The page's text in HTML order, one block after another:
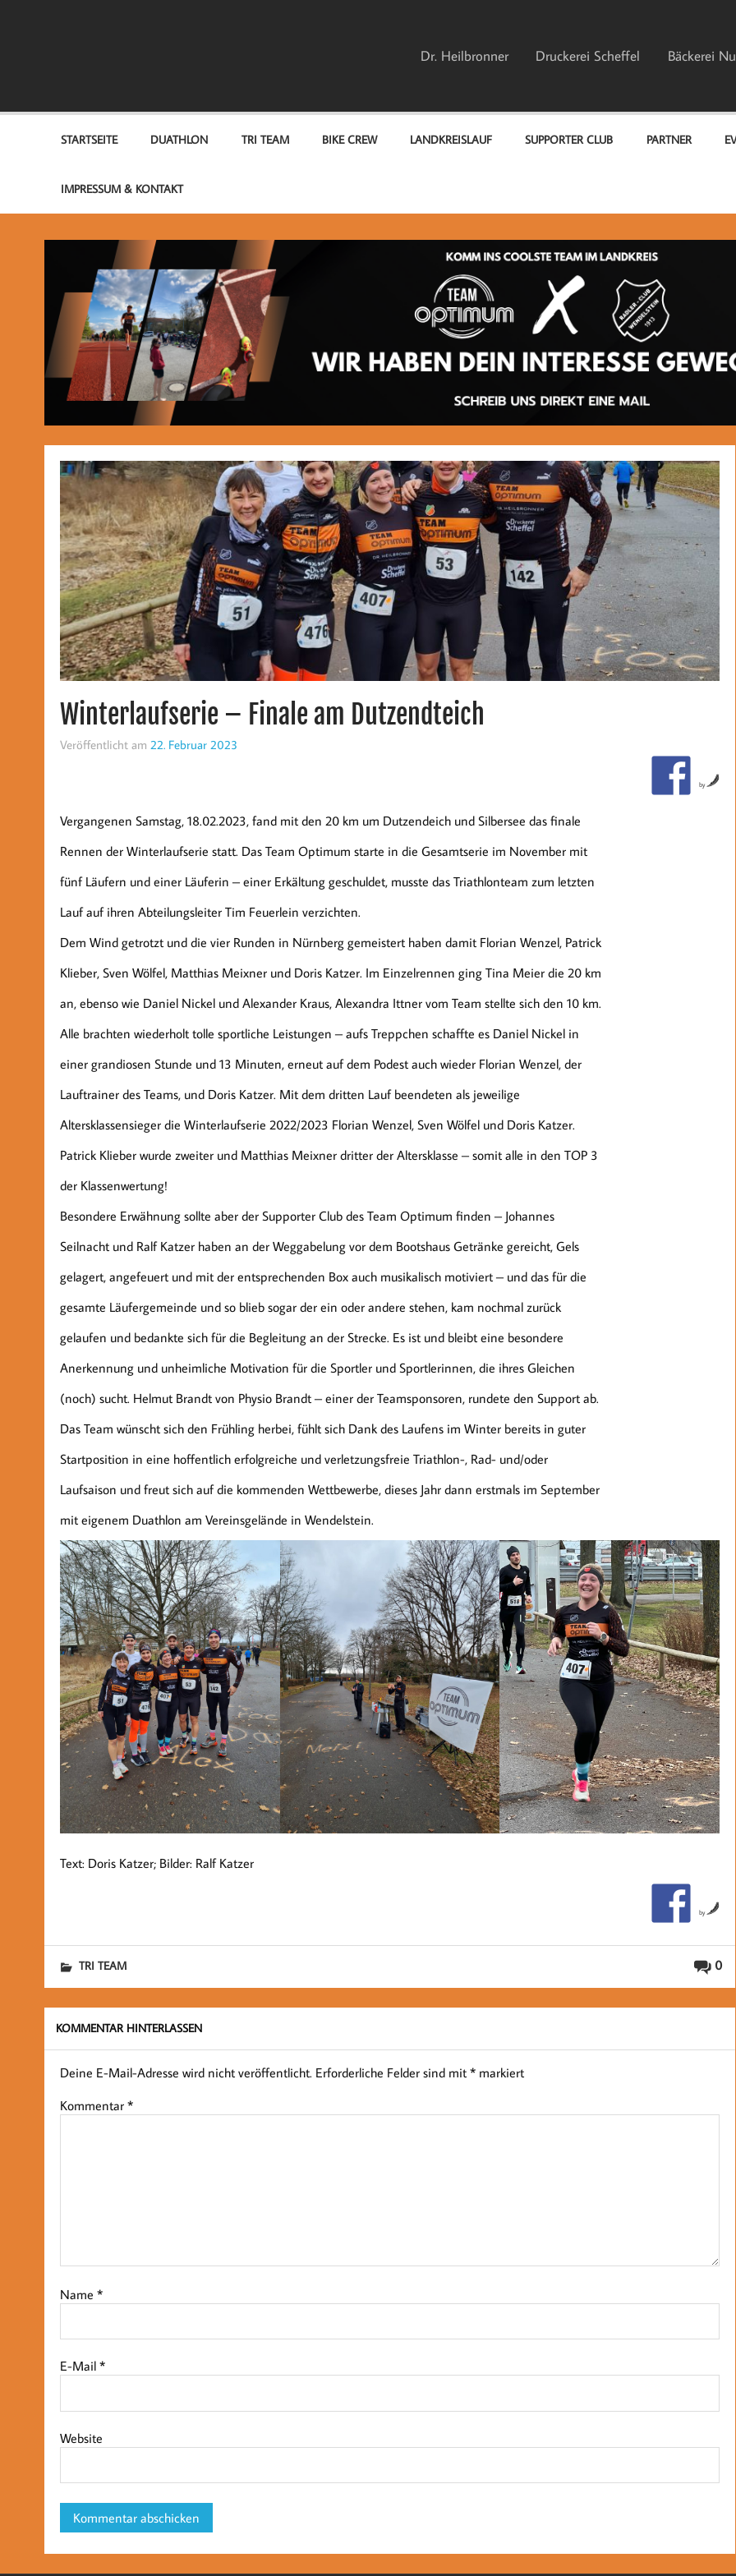
Dr. Heilbronner Druckerei Scheffel Bäckerei
STARTSEITE DUATHLON TRI TEAM BIKE CREW LANDKREISLAUF SUPPORTER CLUB PARTNER
IMPRESSUM & KONTAKT
Winterlaufserie – Finale am Dutzendteich
Veröffentlicht am 22. Februar 2023
by
Vergangenen Samstag, 18.02.2023, fand mit den 20 km um Dutzendeich und Silbersee das finale
Rennen der Winterlaufserie statt. Das Team Optimum starte in die Gesamtserie im November mit
fünf Läufern und einer Läuferin – einer Erkältung geschuldet, musste das Triathlonteam zum letzten
Lauf auf ihren Abteilungsleiter Tim Feuerlein verzichten.
Dem Wind getrotzt und die vier Runden in Nürnberg gemeistert haben damit Florian Wenzel, Patrick
Klieber, Sven Wölfel, Matthias Meixner und Doris Katzer. Im Einzelrennen ging Tina Meier die 20 km
an, ebenso wie Daniel Nickel und Alexander Kraus, Alexandra Ittner vom Team stellte sich den 10 km.
Alle brachten wiederholt tolle sportliche Leistungen – aufs Treppchen schaffte es Daniel Nickel in
einer grandiosen Stunde und 13 Minuten, erneut auf dem Podest auch wieder Florian Wenzel, der
Lauftrainer des Teams, und Doris Katzer. Mit dem dritten Lauf beendeten als jeweilige
Altersklassensieger die Winterlaufserie 2022/2023 Florian Wenzel, Sven Wölfel und Doris Katzer.
Patrick Klieber wurde zweiter und Matthias Meixner dritter der Altersklasse – somit alle in den TOP 3
der Klassenwertung!
Besondere Erwähnung sollte aber der Supporter Club des Team Optimum finden – Johannes
Seilnacht und Ralf Katzer haben an der Weggabelung vor dem Bootshaus Getränke gereicht, Gels
gelagert, angefeuert und mit der entsprechenden Box auch musikalisch motiviert – und das für die
gesamte Läufergemeinde und so blieb sogar der ein oder andere stehen, kam nochmal zurück
gelaufen und bedankte sich für die Begleitung an der Strecke. Es ist und bleibt eine besondere
Anerkennung und unheimliche Motivation für die Sportler und Sportlerinnen, die ihres Gleichen
(noch) sucht. Helmut Brandt von Physio Brandt – einer der Teamsponsoren, rundete den Support ab.
Das Team wünscht sich den Frühling herbei, fühlt sich Dank des Laufens im Winter bereits in guter
Startposition in eine hoffentlich erfolgreiche und verletzungsfreie Triathlon-, Rad- und/oder
Laufsaison und freut sich auf die kommenden Wettbewerbe, dieses Jahr dann erstmals im September
mit eigenem Duathlon am Vereinsgelände in Wendelstein.
Text: Doris Katzer; Bilder: Ralf Katzer
by
0
TRI TEAM
KOMMENTAR HINTERLASSEN
Deine E-Mail-Adresse wird nicht veröffentlicht. Erforderliche Felder sind mit *markiert
Kommentar *
Name *
E-Mail *
Website